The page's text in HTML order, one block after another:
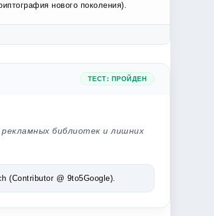
нового поколения).
ТЕСТ: ПРОЙДЕН
библиотек и лишних
(Contributor @ 9to5Google).